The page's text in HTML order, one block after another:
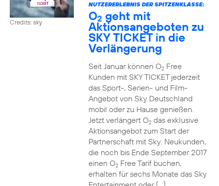
Credits: sky
NUTZERERLEBNIS DER SPITZENKLASSE:
O2 geht mit
Aktionsangeboten zu
SKY TICKET in die
Verlängerung
Seit Januar können O2Free
Kunden mit SKY TICKET jederzeit
das Sport-, Serien- und Film-
Angebot von Sky Deutschland
mobil oder zu Hause genießen.
Jetzt verlängert O2das exklusive
Aktionsangebot zum Start der
Partnerschaft mit Sky: Neukunden,
die noch bis Ende September 2017
einen O2Free Tarif buchen,
erhalten für sechs Monate das Sky